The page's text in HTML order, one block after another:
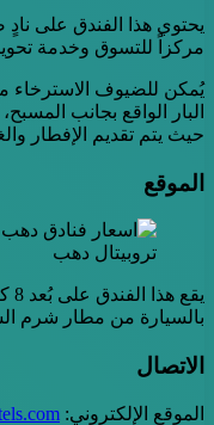
يحتوي هذا الفندق على
مركزاً للتسوق وخدمة
يُمكن للضيوف الاسترخاء
البار الواقع بجانب
حيث يتم تقديم الإفطار
الموقع
تروبيتال دهب
بالسيارة من مطار شرم
الاتصال
الموقع الإلكتروني: